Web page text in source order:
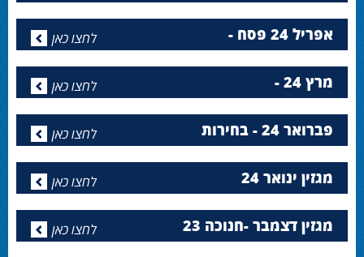
אפריל 24 פסח - לחצו כאן
מרץ 24 - לחצו כאן
פברואר 24 - בחירות לחצו כאן
מגזין ינואר 24 לחצו כאן
מגזין דצמבר -חנוכה 23 לחצו כאן